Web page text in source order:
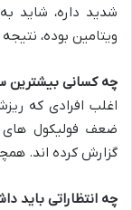
شدید داره، شاید
ویتامین بوده،
چه کسانی بیشترین
اغلب افرادی که
ضعف فولیکول های
گزارش کرده اند.
چه انتظاراتی باید